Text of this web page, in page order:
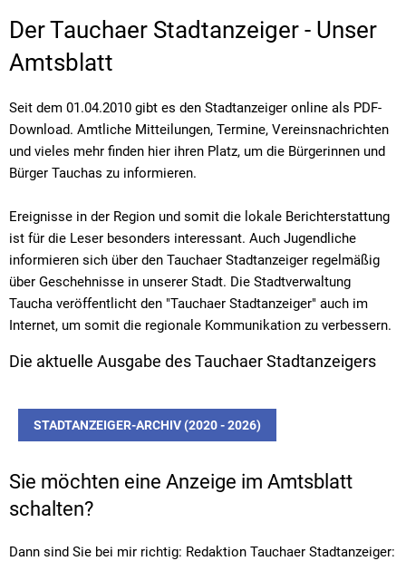
Tauchaer
Stadtanzeiger
Der Tauchaer Stadtanzeiger - Unser
Amtsblatt
Seit dem 01.04.2010 gibt es den Stadtanzeiger online als PDF-
Download. Amtliche Mitteilungen, Termine, Vereinsnachrichten
und vieles mehr finden hier ihren Platz, um die Bürgerinnen und
Bürger Tauchas zu informieren.
Ereignisse in der Region und somit die lokale Berichterstattung
ist für die Leser besonders interessant. Auch Jugendliche
informieren sich über den Tauchaer Stadtanzeiger regelmäßig
über Geschehnisse in unserer Stadt. Die Stadtverwaltung
Taucha veröffentlicht den "Tauchaer Stadtanzeiger" auch im
Internet, um somit die regionale Kommunikation zu verbessern.
Die aktuelle Ausgabe des Tauchaer Stadtanzeigers
STADTANZEIGER-ARCHIV (2020 - 2026)
Sie möchten eine Anzeige im Amtsblatt
schalten?
Dann sind Sie bei mir richtig: Redaktion Tauchaer Stadtanzeiger: